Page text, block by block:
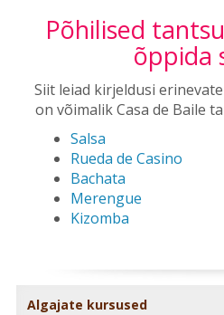
Põhilised
õppida
Siit leiad kirjeldusi
on võimalik Casa de Baile
Salsa
Rueda de Casino
Bachata
Merengue
Kizomba
Algajate kursused